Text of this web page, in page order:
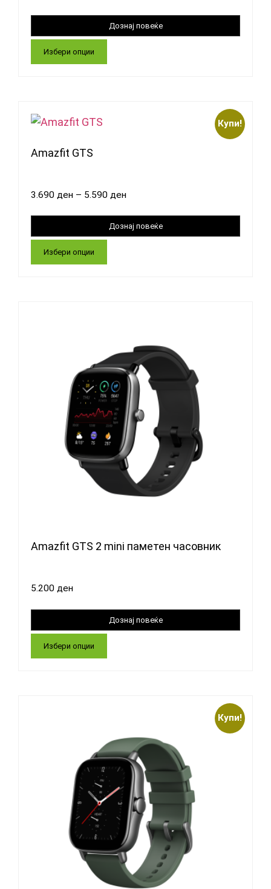
Избери опции
Купи!
Amazfit GTS
3.690 ден – 5.590 ден
Избери опции
Amazfit GTS 2 mini паметен часовник
5.200 ден
Избери опции
Купи!